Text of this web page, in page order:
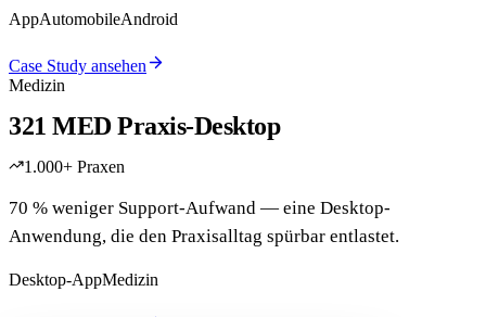
AppAutomobileAndroid
Case Study ansehen
Medizin
321 MED Praxis-Desktop
1.000+ Praxen
70 % weniger Support-Aufwand — eine Desktop-
Anwendung, die den Praxisalltag spürbar entlastet.
Desktop-AppMedizin